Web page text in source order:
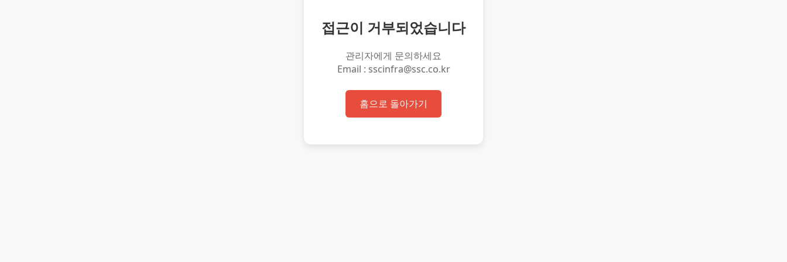
접근이 거부되었습니다
관리자에게 문의하세요
Email : sscinfra@ssc.co.kr
홈으로 돌아가기